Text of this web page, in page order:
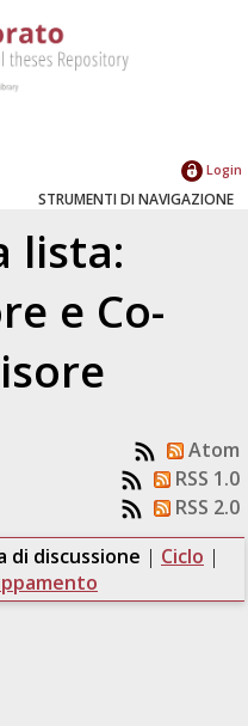
Login
STRUMENTI DI NAVIGAZIONE
lista:
e Co-
Atom
RSS 1.0
RSS 2.0
di discussione | Ciclo |